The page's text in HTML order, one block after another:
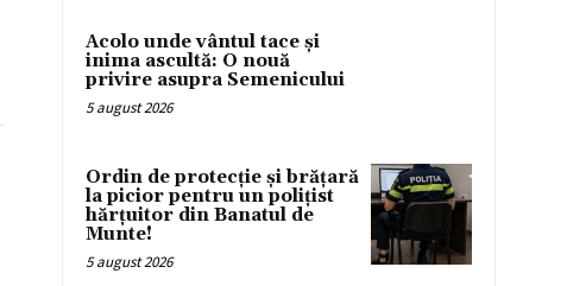
Acolo unde vântul tace și
inima ascultă: O nouă
privire asupra Semenicului
5 august 2026
Ordin de protecție și brățară
la picior pentru un polițist
hărțuitor din Banatul de
Munte!
5 august 2026